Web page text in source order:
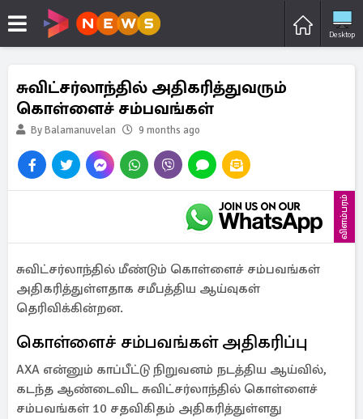
Desktop
சுவிட்சர்லாந்தில் அதிகரித்துவரும்
கொள்ளைச் சம்பவங்கள்
By Balamanuvelan 9 months ago
விளம்பரம்
சுவிட்சர்லாந்தில் மீண்டும் கொள்ளைச் சம்பவங்கள்
அதிகரித்துள்ளதாக சமீபத்திய ஆய்வுகள்
தெரிவிக்கின்றன.
கொள்ளைச் சம்பவங்கள் அதிகரிப்பு
AXA என்னும் காப்பீட்டு நிறுவனம் நடத்திய ஆய்வில்,
கடந்த ஆண்டைவிட சுவிட்சர்லாந்தில் கொள்ளைச்
சம்பவங்கள் 10 சதவிகிதம் அதிகரித்துள்ளது